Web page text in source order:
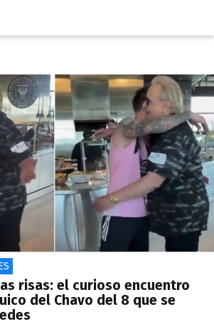
risas: el curioso encuentro
del Chavo del 8 que se